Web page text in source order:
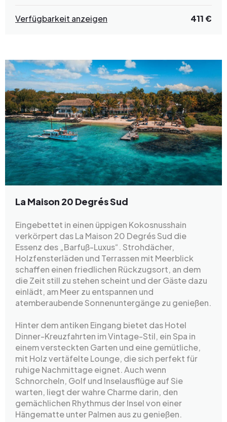
Verfügbarkeit anzeigen 411 €
La Maison 20 Degrés Sud
Eingebettet in einen üppigen Kokosnusshain
verkörpert das La Maison 20 Degrés Sud die
Essenz des „Barfuß-Luxus“. Strohdächer,
Holzfensterläden und Terrassen mit Meerblick
schaffen einen friedlichen Rückzugsort, an dem
die Zeit still zu stehen scheint und der Gäste dazu
einlädt, am Meer zu entspannen und
atemberaubende Sonnenuntergänge zu genießen.
Hinter dem antiken Eingang bietet das Hotel
Dinner-Kreuzfahrten im Vintage-Stil, ein Spa in
einem versteckten Garten und eine gemütliche,
mit Holz vertäfelte Lounge, die sich perfekt für
ruhige Nachmittage eignet. Auch wenn
Schnorcheln, Golf und Inselausflüge auf Sie
warten, liegt der wahre Charme darin, den
gemächlichen Rhythmus der Insel von einer
Hängematte unter Palmen aus zu genießen.